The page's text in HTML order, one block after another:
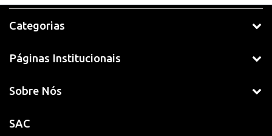
Categorias
Páginas Institucionais
Sobre Nós
SAC